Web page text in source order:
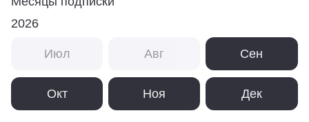
2026
Июл Авг Сен
Окт Ноя Дек